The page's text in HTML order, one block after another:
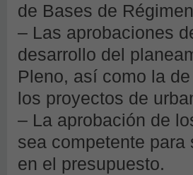
de Bases de
– Las aprobaciones
desarrollo del
Pleno, así como la
los proyectos de
– La aprobación de
sea competente
en el presupuesto.